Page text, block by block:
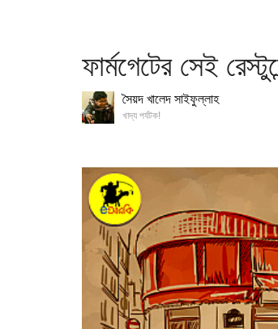
ফার্মগেটের সেই
সৈয়দ খালেদ সাইফুল্লাহ
খাদ্য পর্যটক!